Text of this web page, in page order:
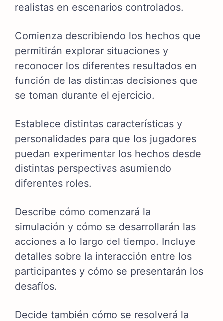
realistas en escenarios controlados.
Comienza describiendo los hechos que
permitirán explorar situaciones y
reconocer los diferentes resultados en
función de las distintas decisiones que
se toman durante el ejercicio.
Establece distintas características y
personalidades para que los jugadores
puedan experimentar los hechos desde
distintas perspectivas asumiendo
diferentes roles.
Describe cómo comenzará la
simulación y cómo se desarrollarán las
acciones a lo largo del tiempo. Incluye
detalles sobre la interacción entre los
participantes y cómo se presentarán los
desafíos.
Decide también cómo se resolverá la